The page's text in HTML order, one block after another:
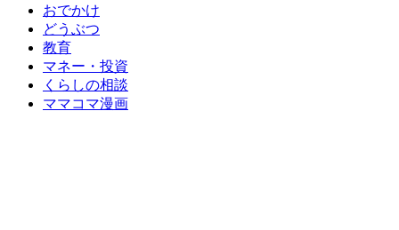
おでかけ
どうぶつ
教育
マネー・投資
くらしの相談
ママコマ漫画